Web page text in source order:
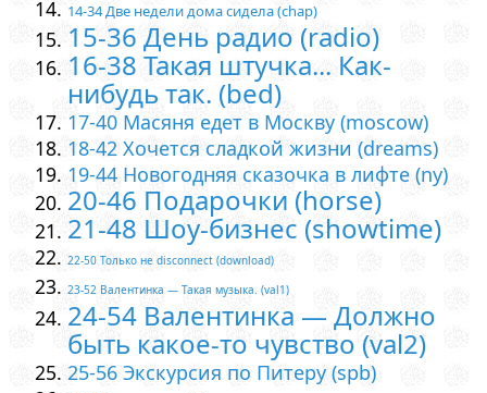
14-34 Две недели дома сидела (chap)
15-36 День радио (radio)
16-38 Такая штучка... Как-
нибудь так. (bed)
17-40 Масяня едет в Москву (moscow)
18-42 Хочется сладкой жизни (dreams)
19-44 Новогодняя сказочка в лифте (ny)
20-46 Подарочки (horse)
21-48 Шоу-бизнес (showtime)
22-50 Только не disconnect (download)
23-52 Валентинка — Такая музыка. (val1)
24-54 Валентинка — Должно
быть какое-то чувство (val2)
25-56 Экскурсия по Питеру (spb)